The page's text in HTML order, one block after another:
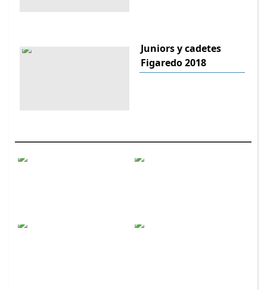
Juniors y cadetes
Figaredo 2018